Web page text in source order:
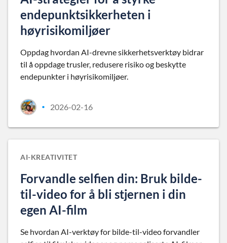
endepunktsikkerheten i
høyrisikomiljøer
Oppdag hvordan AI-drevne sikkerhetsverktøy bidrar
til å oppdage trusler, redusere risiko og beskytte
endepunkter i høyrisikomiljøer.
• 2026-02-16
AI-KREATIVITET
Forvandle selfien din: Bruk bilde-
til-video for å bli stjernen i din
egen AI-film
Se hvordan AI-verktøy for bilde-til-video forvandler